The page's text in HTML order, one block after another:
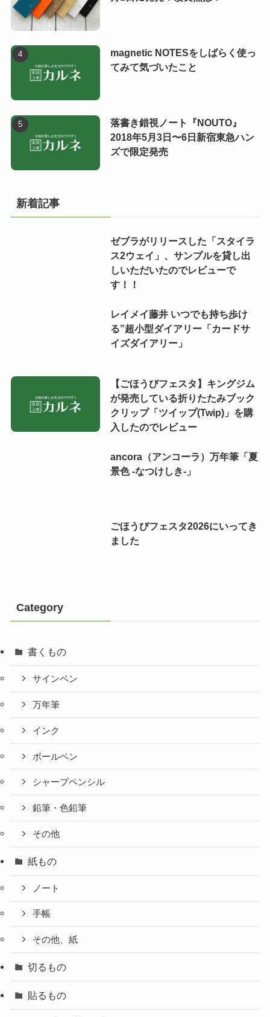
magnetic NOTESをしばらく使っ
てみて気づいたこと
落書き錯視ノート『NOUTO』
2018年5月3日〜6日新宿東急ハン
ズで限定発売
新着記事
ゼブラがリリースした「スタイラ
ス2ウェイ」、サンプルを貸し出
しいただいたのでレビューで
す！！
レイメイ藤井 いつでも持ち歩け
る”超小型ダイアリー「カードサ
イズダイアリー」
【ごほうびフェスタ】キングジム
が発売している折りたたみブック
クリップ「ツイップ(Twip)」を購
入したのでレビュー
ancora（アンコーラ）万年筆「夏
景色 -なつけしき-」
ごほうびフェスタ2026にいってき
ました
Category
書くもの
サインペン
万年筆
インク
ボールペン
シャープペンシル
鉛筆・色鉛筆
その他
紙もの
ノート
手帳
その他、紙
切るもの
貼るもの